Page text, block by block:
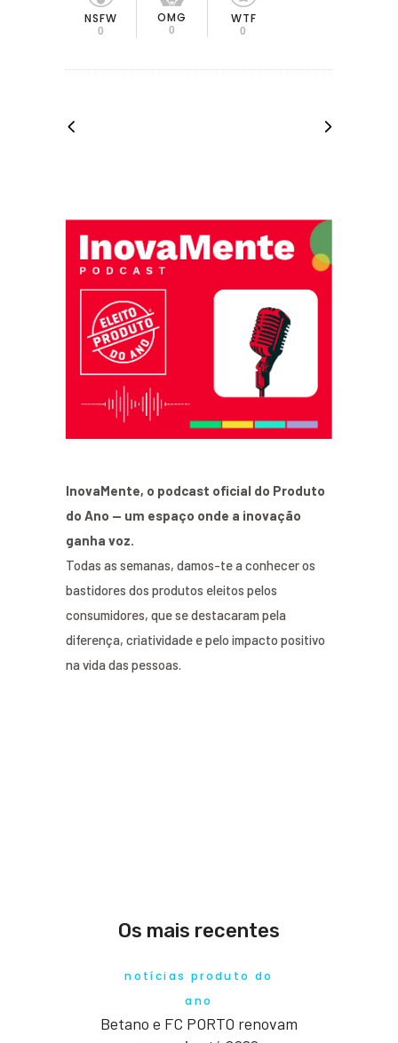
NSFW
0
OMG
0
WTF
0
InovaMente, o podcast oficial do Produto
do Ano — um espaço onde a inovação
ganha voz.
Todas as semanas, damos-te a conhecer os
bastidores dos produtos eleitos pelos
consumidores, que se destacaram pela
diferença, criatividade e pelo impacto positivo
na vida das pessoas.
Os mais recentes
notícias produto do
ano
Betano e FC PORTO renovam